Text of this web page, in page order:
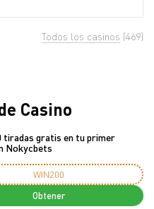
Todos los casinos (469)
Casino
tiradas gratis en tu primer
Nokycbets
WIN200
Obtener